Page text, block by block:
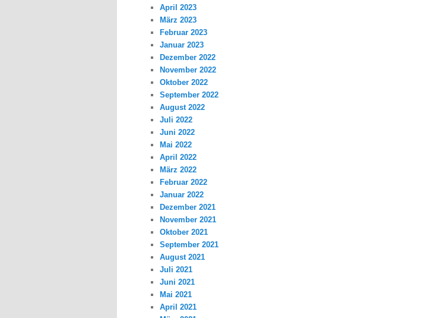
April 2023
März 2023
Februar 2023
Januar 2023
Dezember 2022
November 2022
Oktober 2022
September 2022
August 2022
Juli 2022
Juni 2022
Mai 2022
April 2022
März 2022
Februar 2022
Januar 2022
Dezember 2021
November 2021
Oktober 2021
September 2021
August 2021
Juli 2021
Juni 2021
Mai 2021
April 2021